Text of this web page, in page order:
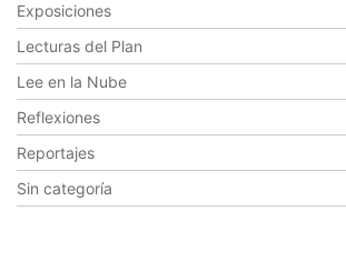
Exposiciones
Lecturas del Plan
Lee en la Nube
Reflexiones
Reportajes
Sin categoría